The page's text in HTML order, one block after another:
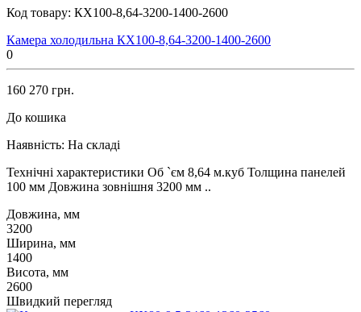
Код товару: КХ100-8,64-3200-1400-2600
Камера холодильна КХ100-8,64-3200-1400-2600
0
160 270 грн.
До кошика
Наявність: На складі
Технічні характеристики Об `єм 8,64 м.куб Толщина панелей
100 мм Довжина зовнішня 3200 мм ..
Довжина, мм
3200
Ширина, мм
1400
Висота, мм
2600
Швидкий перегляд